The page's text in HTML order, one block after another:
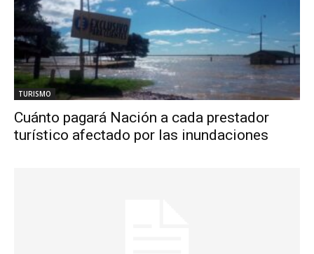
TURISMO
Cuánto pagará Nación a cada prestador
turístico afectado por las inundaciones